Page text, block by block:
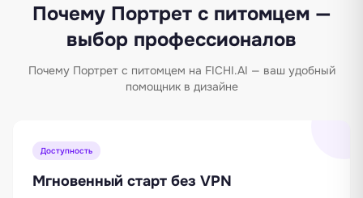
Почему Портрет с питомцем —
выбор профессионалов
Почему Портрет с питомцем на FICHI.AI — ваш удобный
помощник в дизайне
Доступность
Мгновенный старт без VPN